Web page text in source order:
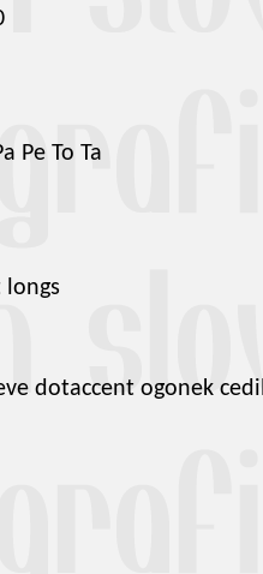
Pe To Ta
longs
dotaccent ogonek